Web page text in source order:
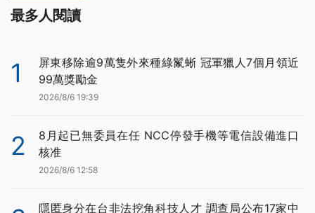
最多人閱讀
1
屏東移除逾9萬隻外來種綠鬣蜥 冠軍獵人7個月領近
99萬獎勵金
2026/8/6 19:39
2
8月起已無委員在任 NCC停發手機等電信設備進口
核准
2026/8/6 12:58
隱匿身分在台非法挖角科技人才 調查局公布17家中